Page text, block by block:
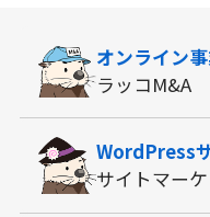
オンライン
ラッコM&A
WordPress
サイトマー